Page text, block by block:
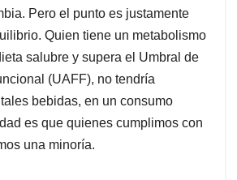
Pero el punto es justamente
Quien tiene un metabolismo
salubre y supera el Umbral de
(UAFF), no tendría
bebidas, en un consumo
es que quienes cumplimos con
una minoría.